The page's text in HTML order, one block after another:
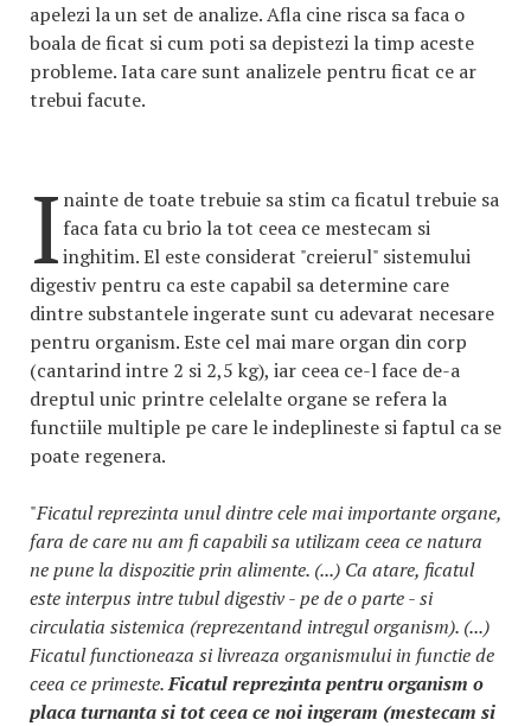
apelezi la un set de analize. Afla cine risca sa faca o
boala de ficat si cum poti sa depistezi la timp aceste
probleme. Iata care sunt analizele pentru ficat ce ar
trebui facute.
I nainte de toate trebuie sa stim ca ficatul trebuie sa
faca fata cu brio la tot ceea ce mestecam si
inghitim. El este considerat "creierul" sistemului
digestiv pentru ca este capabil sa determine care
dintre substantele ingerate sunt cu adevarat necesare
pentru organism. Este cel mai mare organ din corp
(cantarind intre 2 si 2,5 kg), iar ceea ce-l face de-a
dreptul unic printre celelalte organe se refera la
functiile multiple pe care le indeplineste si faptul ca se
poate regenera.
"Ficatul reprezinta unul dintre cele mai importante organe,
fara de care nu am fi capabili sa utilizam ceea ce natura
ne pune la dispozitie prin alimente. (...) Ca atare, ficatul
este interpus intre tubul digestiv - pe de o parte - si
circulatia sistemica (reprezentand intregul organism). (...)
Ficatul functioneaza si livreaza organismului in functie de
ceea ce primeste.Ficatul reprezinta pentru organism o
placa turnanta si tot ceea ce noi ingeram (mestecam si